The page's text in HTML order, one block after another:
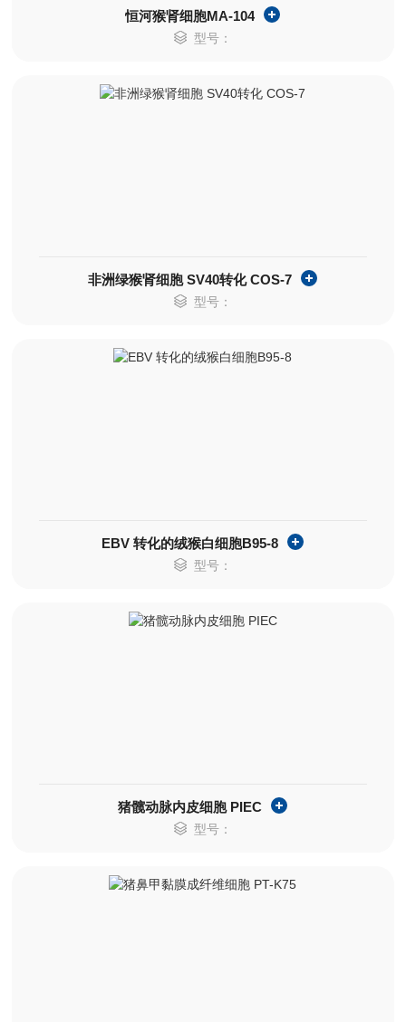
恒河猴肾细胞MA-104
型号：
非洲绿猴肾细胞 SV40转化 COS-7
型号：
EBV 转化的绒猴白细胞B95-8
型号：
猪髋动脉内皮细胞 PIEC
型号：